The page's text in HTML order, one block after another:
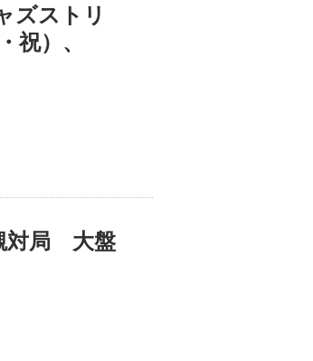
ズストリ
祝）、
対局 大盤